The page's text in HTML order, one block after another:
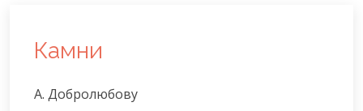
Камни
А. Добролюбову